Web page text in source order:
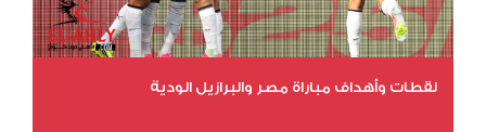
لقطات وأهداف مباراة مصر والبرازيل الودية